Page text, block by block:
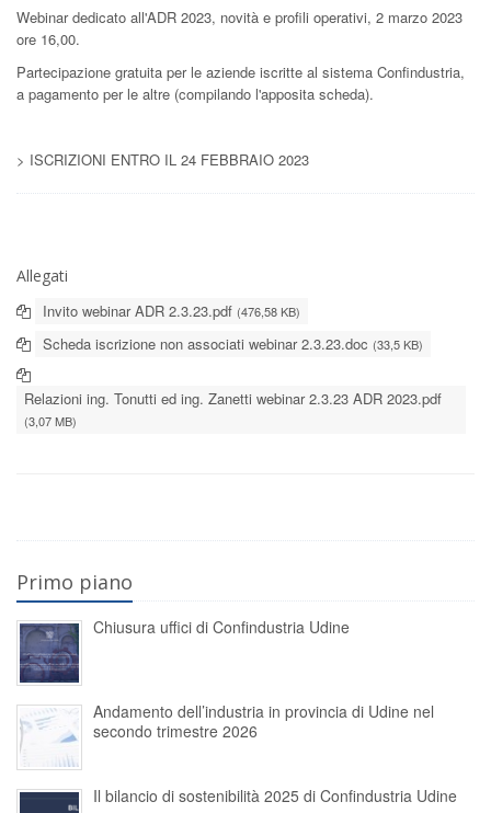
Webinar dedicato all'ADR 2023, novità e profili operativi, 2 marzo 2023
ore 16,00.
Partecipazione gratuita per le aziende iscritte al sistema Confindustria,
a pagamento per le altre (compilando l'apposita scheda).
> ISCRIZIONI ENTRO IL 24 FEBBRAIO 2023
Allegati
Invito webinar ADR 2.3.23.pdf (476,58 KB)
Scheda iscrizione non associati webinar 2.3.23.doc (33,5 KB)
Relazioni ing. Tonutti ed ing. Zanetti webinar 2.3.23 ADR 2023.pdf
(3,07 MB)
Primo piano
Chiusura uffici di Confindustria Udine
Andamento dell’industria in provincia di Udine nel
secondo trimestre 2026
Il bilancio di sostenibilità 2025 di Confindustria Udine